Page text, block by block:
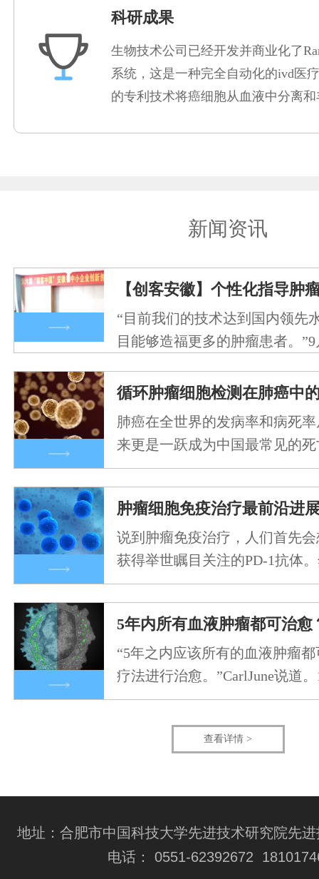
科研成果
生物技术公司已经开发并商业化了
系统，这是一种完全自动化的ivd医
的专利技术将癌细胞从血液中分离
新闻资讯
【创客安徽】个性化指导肿
“目前我们的技术达到国内领先
目能够造福更多的肿瘤患者。
循环肿瘤细胞检测在肺癌中
肺癌在全世界的发病率和病死
来更是一跃成为中国最常见的
乏理想的早期诊断…
肿瘤细胞免疫治疗最前沿进
说到肿瘤免疫治疗，人们首先
获得举世瞩目关注的PD-1抗体
疗在实体瘤领…
“5年之内应该所有的血液肿瘤
疗法进行治愈。”CarlJune说道
查看详情 >
地址：合肥市中国科技大学先进技术研究院先
电话： 0551-62392672